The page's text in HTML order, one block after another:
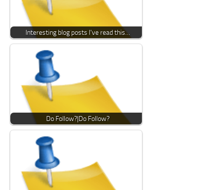
Interesting blog posts I've read this…
Do Follow?|Do Follow?